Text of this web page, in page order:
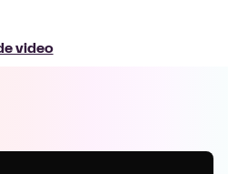
video